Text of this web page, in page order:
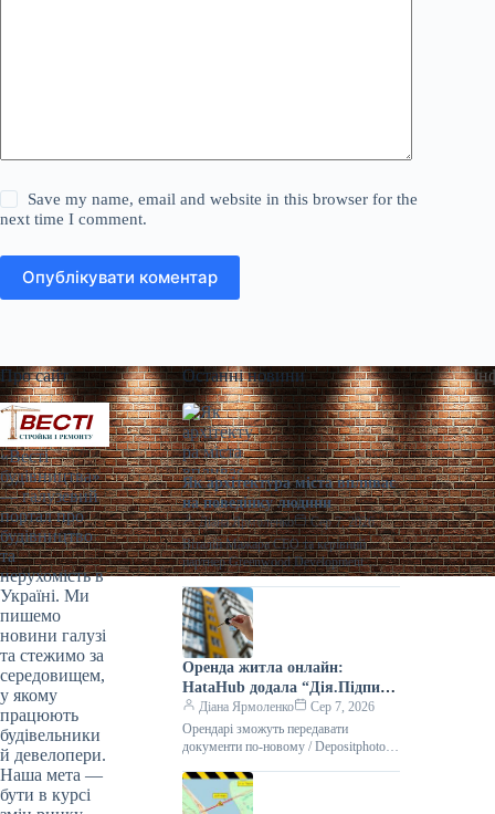
Save my name, email and website in this browser for the
next time I comment.
Опублікувати коментар
Про сайт
«Весті
будівництва»
— галузевий
портал про
будівництво
та
нерухомість в
Україні. Ми
пишемо
новини галузі
та стежимо за
середовищем,
у якому
працюють
будівельники
й девелопери.
Наша мета —
бути в курсі
Останні новини
Як архітектура міста впливає
на поведінку людини
Діана Ярмоленко
Сер 7, 2026
Віталій Мажара CEO та керівний
партнер Greenwood Development
Архітектуру часто оцінюють через
фасад, планування, технології та
вартість квадратного метра. Але…
Оренда житла онлайн:
HataHub додала “Дія.Підпис”
— Delo.ua
Діана Ярмоленко
Сер 7, 2026
Орендарі зможуть передавати
документи по-новому / Depositphotos
інтегрувала шеринг документів через
“Дію” та “Дія.Підпис”, завдяки чому